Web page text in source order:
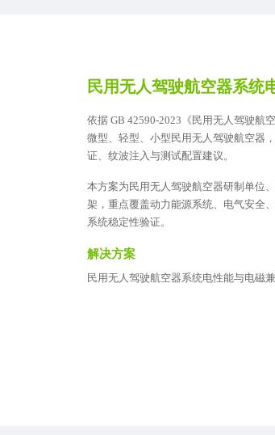
民用无人驾驶航空器系统
依据 GB 42590-2023《民用无人驾驶航
微型、轻型、小型民用无人驾驶航空器
证、纹波注入与测试配置建议。
本方案为民用无人驾驶航空器研制单位
架，重点覆盖动力能源系统、电气安全
系统稳定性验证。
解决方案
民用无人驾驶航空器系统电性能与电磁